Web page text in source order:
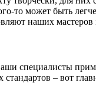
то может быть
наших мастеров
специалисты
– вот